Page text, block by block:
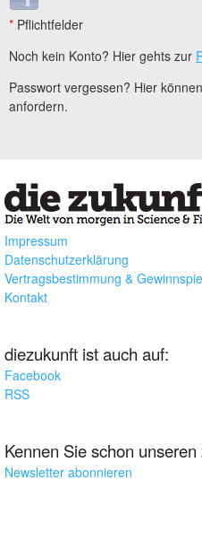
* Pflichtfelder
Noch kein Konto? Hier gehts zur
Passwort vergessen? Hier
anfordern.
Impressum
Datenschutzerklärung
Vertragsbestimmung &
Kontakt
diezukunft ist auch auf:
Facebook
RSS
Kennen Sie schon
Newsletter abonnieren